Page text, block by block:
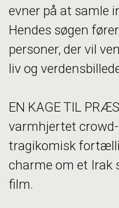
evner på at samle
Hendes søgen
personer, der vil
liv og
EN KAGE TIL
varmhjertet crowd-
tragikomisk
charme om et Irak
film.